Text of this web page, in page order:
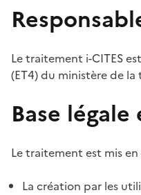
Le traitement i-CITES
(ET4) du ministère de
Base
Le traitement est mis
La création par les